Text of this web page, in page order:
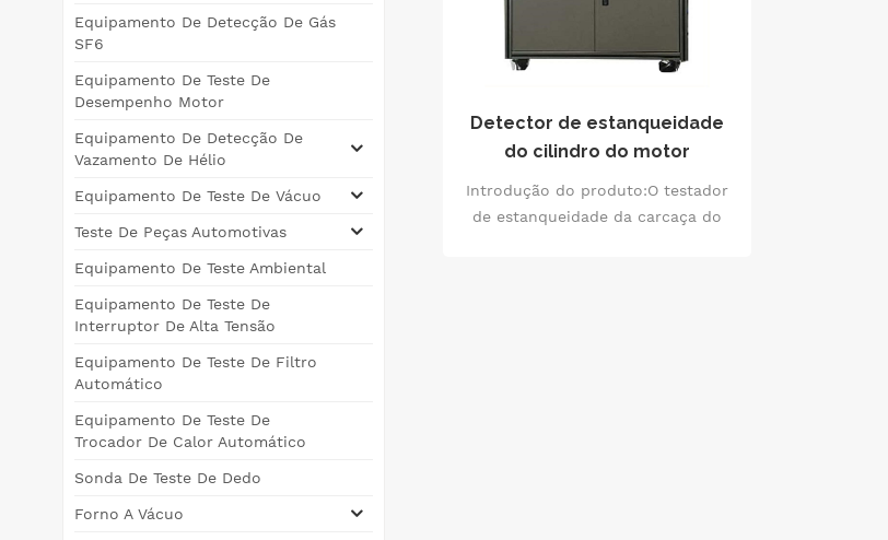
Detector de estanqueidade
do cilindro do motor
Introdução do produto:O testador
de estanqueidade da carcaça do
Equipamento De Detecção De Gás
SF6
Equipamento De Teste De
Desempenho Motor
Equipamento De Detecção De
Vazamento De Hélio
Equipamento De Teste De Vácuo
Teste De Peças Automotivas
Equipamento De Teste Ambiental
Equipamento De Teste De
Interruptor De Alta Tensão
Equipamento De Teste De Filtro
Automático
Equipamento De Teste De
Trocador De Calor Automático
Sonda De Teste De Dedo
Forno A Vácuo